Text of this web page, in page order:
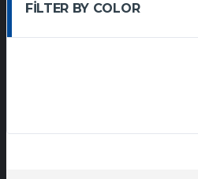
FILTER BY COLOR